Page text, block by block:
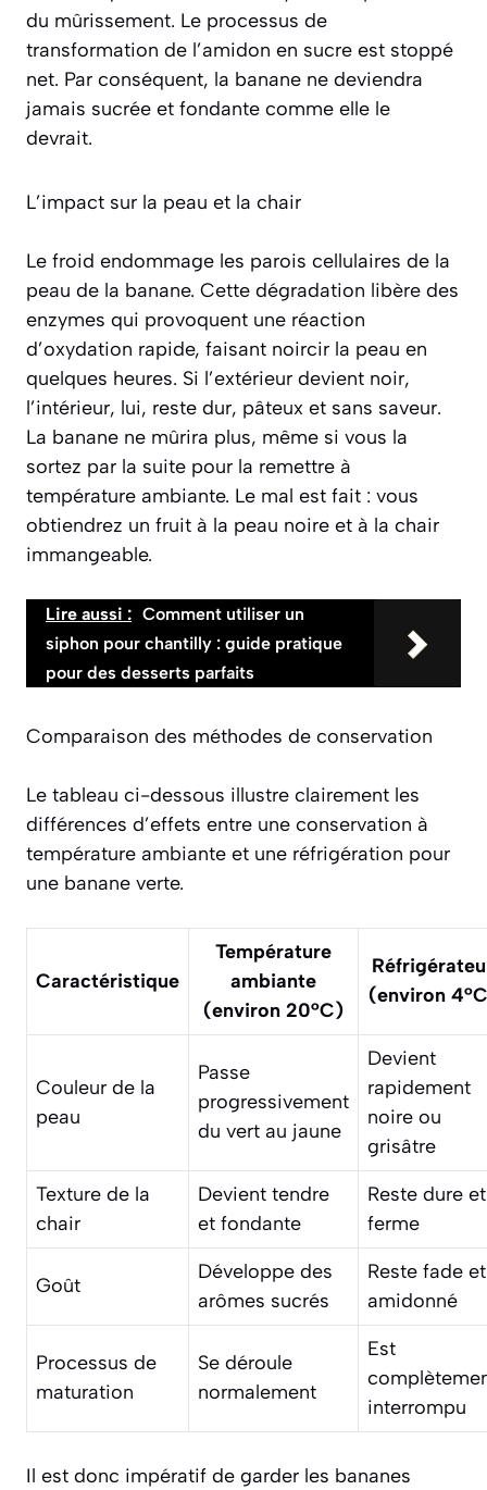
du mûrissement. Le processus de
transformation de l’amidon en sucre est stoppé
net. Par conséquent, la banane ne deviendra
jamais sucrée et fondante comme elle le
devrait.
L’impact sur la peau et la chair
Le froid endommage les parois cellulaires de la
peau de la banane. Cette dégradation libère des
enzymes qui provoquent une réaction
d’oxydation rapide, faisant noircir la peau en
quelques heures. Si l’extérieur devient noir,
l’intérieur, lui, reste dur, pâteux et sans saveur.
La banane ne mûrira plus, même si vous la
sortez par la suite pour la remettre à
température ambiante. Le mal est fait : vous
obtiendrez un fruit à la peau noire et à la chair
immangeable.
Lire aussi : Comment utiliser un
siphon pour chantilly : guide pratique
pour des desserts parfaits
Comparaison des méthodes de conservation
Le tableau ci-dessous illustre clairement les
différences d’effets entre une conservation à
température ambiante et une réfrigération pour
une banane verte.
Caractéristique
Température
ambiante
(environ 20°C)
(environ
Couleur de la
peau
Passe
progressivement
du vert au jaune
Devient
rapidement
noire ou
grisâtre
Texture de la
chair
Devient tendre
et fondante
Reste dure et
ferme
Goût
Développe des
arômes sucrés
Reste fade et
amidonné
Processus de
maturation
Se déroule
normalement
Est
interrompu
Il est donc impératif de garder les bananes